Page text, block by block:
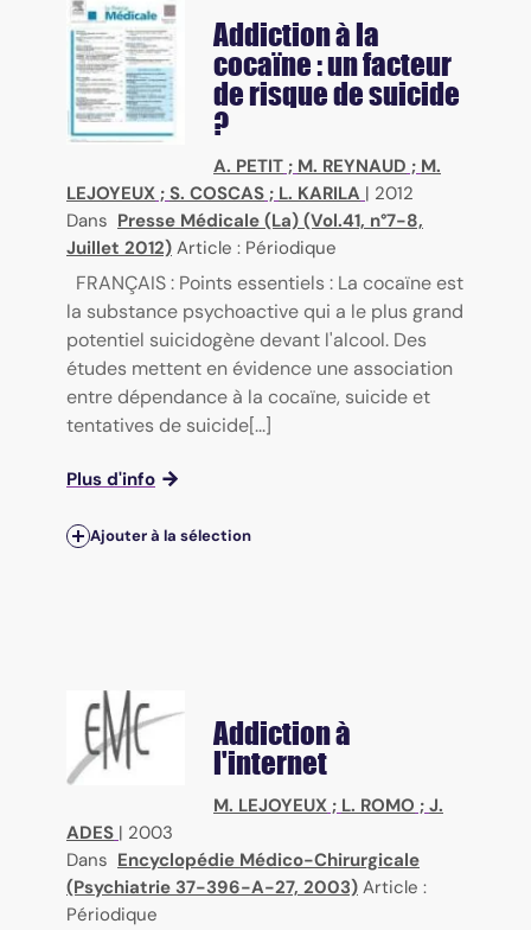
Addiction à la
cocaïne : un facteur
de risque de suicide
?
A. PETIT ; M. REYNAUD ; M.
LEJOYEUX ; S. COSCAS ; L. KARILA | 2012
Dans Presse Médicale (La) (Vol.41, n°7-8,
Juillet 2012) Article : Périodique
FRANÇAIS : Points essentiels : La cocaïne est
la substance psychoactive qui a le plus grand
potentiel suicidogène devant l'alcool. Des
études mettent en évidence une association
entre dépendance à la cocaïne, suicide et
tentatives de suicide[...]
Plus d'info
Ajouter à la sélection
Addiction à
l'internet
M. LEJOYEUX ; L. ROMO ; J.
ADES | 2003
Dans Encyclopédie Médico-Chirurgicale
(Psychiatrie 37-396-A-27, 2003) Article :
Périodique